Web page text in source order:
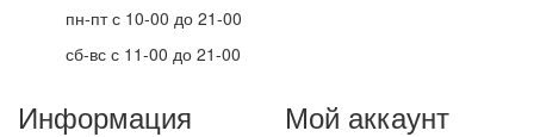
пн-пт с 10-00 до 21-00
сб-вс с 11-00 до 21-00
Информация Мой аккаунт